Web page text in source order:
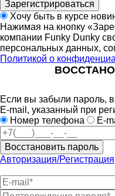
Зарегистрироваться
Хочу быть в курсе
Нажимая на кнопку
компании Funky Dunky
персональных данных,
Политикой о
Если вы забыли пароль,
E-mail, указанный при
Номер телефона
E-
Восстановить пароль
Авторизация/Регистрация